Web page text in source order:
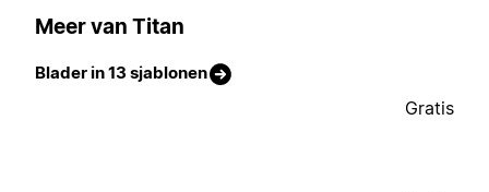
Meer van Titan
Blader in 13 sjablonen
Gratis